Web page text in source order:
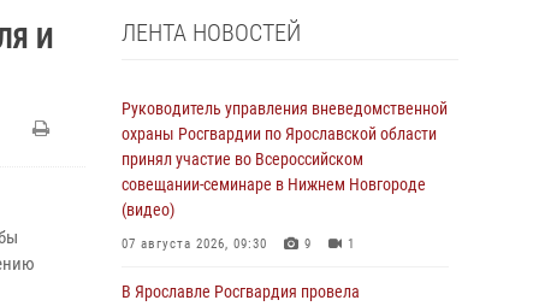
И
ЛЕНТА НОВОСТЕЙ
Руководитель управления вневедомственной
охраны Росгвардии по Ярославской области
принял участие во Всероссийском
совещании-семинаре в Нижнем Новгороде
(видео)
07 августа 2026, 09:30 9 1
В Ярославле Росгвардия провела